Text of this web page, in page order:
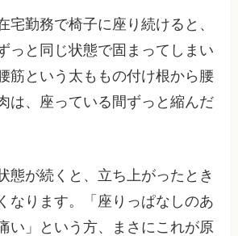
宅勤務で椅子に座り続けると、
っと同じ状態で固まってしまい
筋という太ももの付け根から腰
は、座っている間ずっと縮んだ
態が続くと、立ち上がったとき
なります。「座りっぱなしのあ
い」という方、まさにこれが原